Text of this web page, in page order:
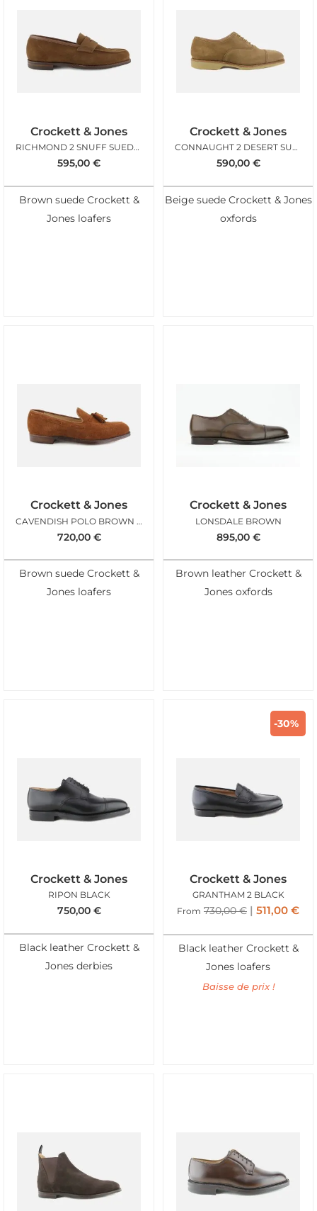
Crockett & Jones
RICHMOND 2 SNUFF SUEDE CITY SOLE
595,00 €
Brown suede Crockett &
Jones loafers
Crockett & Jones
CONNAUGHT 2 DESERT SUEDE
590,00 €
Beige suede Crockett & Jones
oxfords
Crockett & Jones
CAVENDISH POLO BROWN SUEDE
720,00 €
Brown suede Crockett &
Jones loafers
Crockett & Jones
LONSDALE BROWN
895,00 €
Brown leather Crockett &
Jones oxfords
Crockett & Jones
RIPON BLACK
750,00 €
Black leather Crockett &
Jones derbies
-30%
Crockett & Jones
GRANTHAM 2 BLACK
From 730,00€ 511,00 €
Black leather Crockett &
Jones loafers
Baisse de prix !